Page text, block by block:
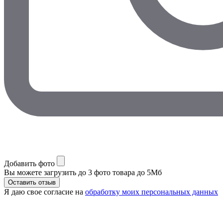
Добавить фото
Вы можете загрузить до 3 фото товара до 5Мб
Я даю свое согласие на обработку моих персональных данных